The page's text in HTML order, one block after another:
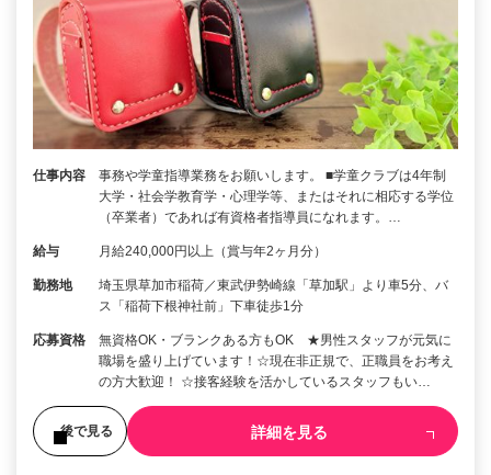
仕事内容
事務や学童指導業務をお願いします。 ■学童クラブは4年制
大学・社会学教育学・心理学等、またはそれに相応する学位
（卒業者）であれば有資格者指導員になれます。…
給与 月給240,000円以上（賞与年2ヶ月分）
勤務地
埼玉県草加市稲荷／東武伊勢崎線「草加駅」より車5分、バ
ス「稲荷下根神社前」下車徒歩1分
応募資格
無資格OK・ブランクある方もOK ★男性スタッフが元気に
職場を盛り上げています！☆現在非正規で、正職員をお考え
の方大歓迎！ ☆接客経験を活かしているスタッフもい…
後で見る 詳細を見る